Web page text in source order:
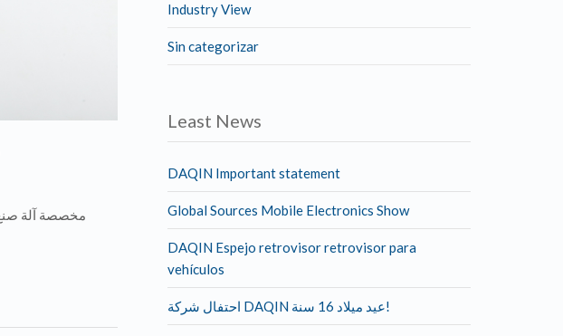
Industry View
Sin categorizar
Least News
DAQIN Important statement
Global Sources Mobile Electronics Show
DAQIN Espejo retrovisor retrovisor para
vehículos
احتفال شركة DAQIN عيد ميلاد 16 سنة!